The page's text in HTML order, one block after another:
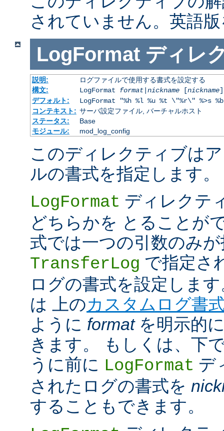
されていません。英語
LogFormat ディレ
説明:
ログファイルで使用する書式を設定する
構文:
LogFormat format| nickname[nickname]
デフォルト:
LogFormat "%h %l %u %t \"%r\" %>s
コンテキスト: サーバ設定ファイル, バーチャルホスト
ステータス:
Base
モジュール:
mod_log_config
このディレクティブは
ルの書式を指定します。
LogFormat ディレクテ
どちらかを とることが
式では一つの引数のみ
TransferLog で指定さ
ログの書式を設定しま
は 上のカスタムログ書
ように formatを明示的
きます。 もしくは、下
うに前に LogFormat デ
されたログの書式を
することもできます。